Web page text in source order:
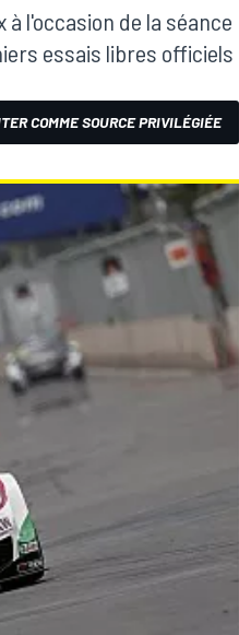
l'occasion de la séance
essais libres officiels
COMME SOURCE PRIVILÉGIÉE